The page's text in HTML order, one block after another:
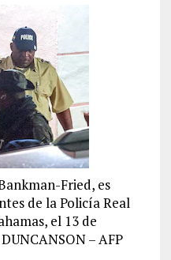
Fried, es
de la Policía Real
el 13 de
– AFP